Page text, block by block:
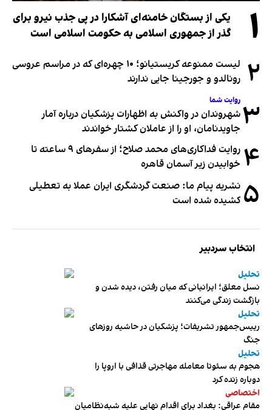
۱
یکی از بستگان خامنه‌ای آشکارا در پی جذب نیرو برای
گذر از جمهوری اسلامی به حکومت اسلامی است
۲
لیست ممنوعه کریستیانو؛ ۱۰ چهره‌ای که در مراسم عروسی
رونالدو و جورجینا جایی ندارند
۳ روایت شما
شهروندان در واکنش به اظهارات پزشکیان درباره آمار
جاویدنامان، او را از عاملان کشتار خواندند
۴
روایت فداکاری‌های محمد صلاح؛ از سفرهای ۹ ساعته تا
خوابیدن زیر آسمان قاهره
۵ نشریه پیام ما: صنعت گردشگری ایران عملا به تعطیلی
کشیده شده است
انتخاب سردبیر
تحلیل
نسل معلق؛ ایرانیانی که میان رفتن، دیده شدن و
بازگشت زندگی می‌کنند
تحلیل
رییس‌جمهور تشریفات؛ پزشکیان در حاشیه روزهای
جنگ
تحلیل
هجوم به سئوتا معامله مهاجرتی قذافی با اروپا را
دوباره زنده کرد
اختصاصی
مقام عراقی: بغداد برای اقدام نهایی علیه شبه‌نظامیان